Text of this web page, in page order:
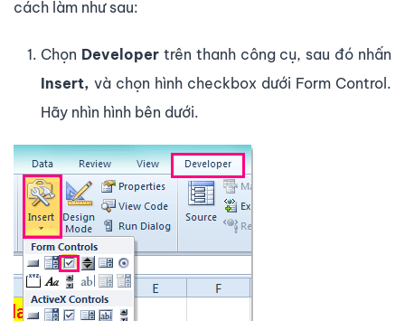
cách làm như sau:
Chọn Developer trên thanh công cụ, sau đó nhấn
Insert, và chọn hình checkbox dưới Form Control.
Hãy nhìn hình bên dưới.